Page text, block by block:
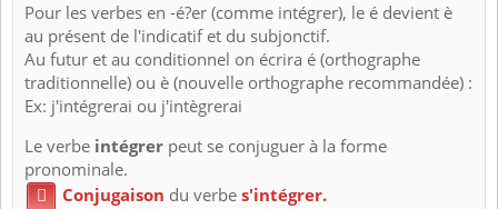
Pour les verbes en -é?er (comme intégrer), le é devient è
au présent de l'indicatif et du subjonctif.
Au futur et au conditionnel on écrira é (orthographe
traditionnelle) ou è (nouvelle orthographe recommandée) :
Ex: j'intégrerai ou j'intègrerai
Le verbe intégrer peut se conjuguer à la forme
pronominale.
 Conjugaison du verbes'intégrer.